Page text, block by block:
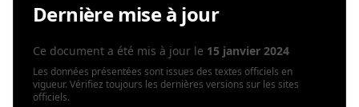
Dernière mise à jour
Ce document a été mis à jour le 15 janvier 2024
Les données présentées sont issues des textes officiels en
vigueur. Vérifiez toujours les dernières versions sur les sites
officiels.